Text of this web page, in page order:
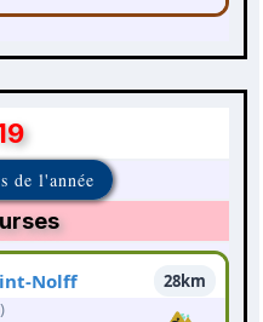
de l'année
Nolff
28km